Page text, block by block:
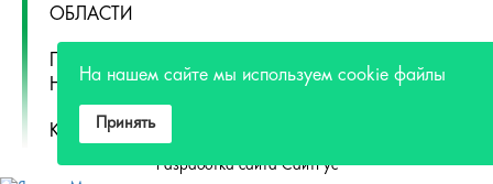
КУЛЬТУРА.РФ
На нашем сайте мы используем cookie файлы
Принять